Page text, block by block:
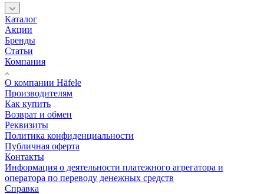
Каталог
Акции
Бренды
Статьи
Компания
О компании Häfele
Производителям
Как купить
Возврат и обмен
Реквизиты
Политика конфиденциальности
Публичная оферта
Контакты
Информация о деятельности платежного агрегатора и
оператора по переводу денежных средств
Справка